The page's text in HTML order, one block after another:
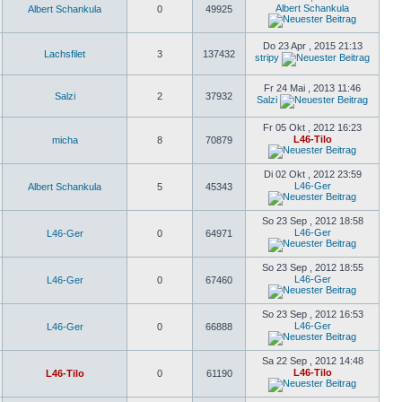
Albert Schankula 0 49925
Albert Schankula
Lachsfilet 3 137432
Do 23 Apr , 2015 21:13
stripy
Salzi 2 37932
Fr 24 Mai , 2013 11:46
Salzi
micha 8 70879
Fr 05 Okt , 2012 16:23
L46-Tilo
Albert Schankula 5 45343
Di 02 Okt , 2012 23:59
L46-Ger
L46-Ger 0 64971
So 23 Sep , 2012 18:58
L46-Ger
L46-Ger 0 67460
So 23 Sep , 2012 18:55
L46-Ger
L46-Ger 0 66888
So 23 Sep , 2012 16:53
L46-Ger
L46-Tilo 0 61190
Sa 22 Sep , 2012 14:48
L46-Tilo